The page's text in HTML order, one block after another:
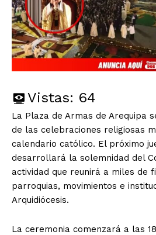
Vistas: 64
La Plaza de Armas de Arequipa
de las celebraciones religiosas
calendario católico. El próximo
desarrollará la solemnidad del
actividad que reunirá a miles de
parroquias, movimientos e
Arquidiócesis.
La ceremonia comenzará a las